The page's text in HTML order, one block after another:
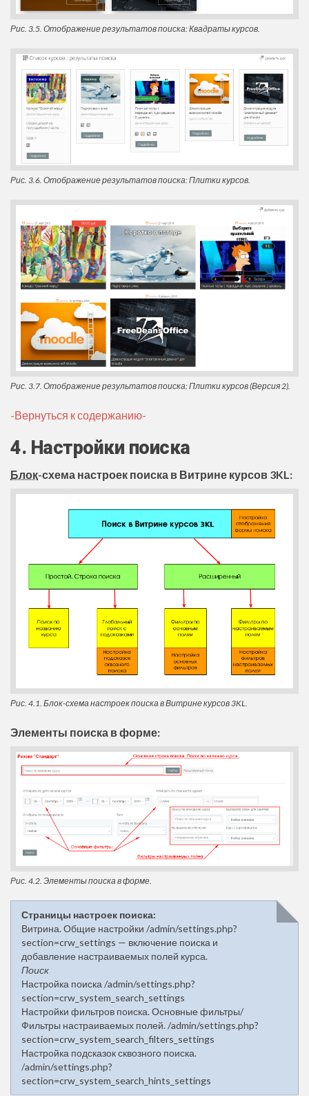
Рис. 3.5. Отображение результатов поиска: Квадраты курсов.
Рис. 3.6. Отображение результатов поиска: Плитки курсов.
Рис. 3.7. Отображение результатов поиска: Плитки курсов (Версия 2).
-Вернуться к содержанию-
4. Настройки поиска
Блок-схема настроек поиска в Витрине курсов 3KL:
Рис. 4.1. Блок-схема настроек поиска в Витрине курсов 3KL.
Элементы поиска в форме:
Рис. 4.2. Элементы поиска в форме.
Страницы настроек поиска:
Витрина. Общие настройки /admin/settings.php?
section=crw_settings — включение поиска и
добавление настраиваемых полей курса.
Поиск
Настройка поиска /admin/settings.php?
section=crw_system_search_settings
Настройки фильтров поиска. Основные фильтры/
Фильтры настраиваемых полей. /admin/settings.php?
section=crw_system_search_filters_settings
Настройка подсказок сквозного поиска.
/admin/settings.php?
section=crw_system_search_hints_settings